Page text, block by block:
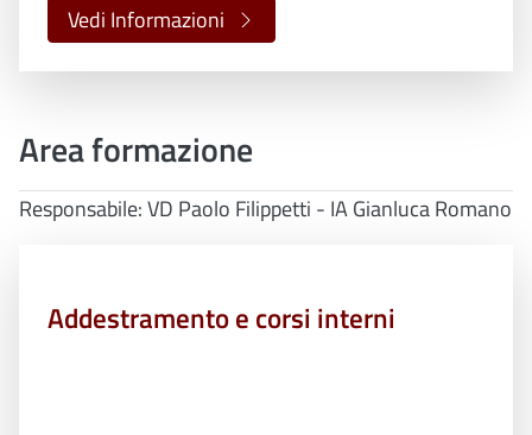
Vedi Informazioni
Area formazione
Responsabile: VD Paolo Filippetti - IA Gianluca Romano
Addestramento e corsi interni